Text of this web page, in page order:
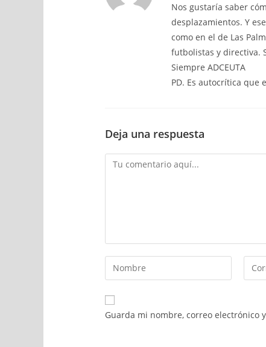
Nos gustaría saber
desplazamientos. Y
como en el de Las
futbolistas y directiva.
Siempre ADCEUTA
PD. Es autocrítica que
Deja una respuesta
Guarda mi nombre, correo electrónico